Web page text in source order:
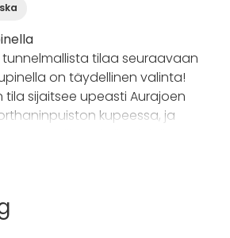
tunnelmallista tilaa seuraavaan
on täydellinen valinta!
tila sijaitsee upeasti Aurajoen
kupeessa, ja
miljöön kaikenlaisille